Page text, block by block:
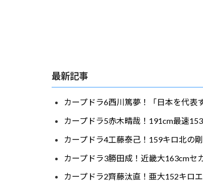
最新記事
カープドラ6西川篤夢！「日本を代表
カープドラ5赤木晴哉！191cm最速
カープドラ4工藤泰己！159キロ北の
カープドラ3勝田成！近畿大163cmセ
カープドラ2齊藤汰直！亜大152キロ